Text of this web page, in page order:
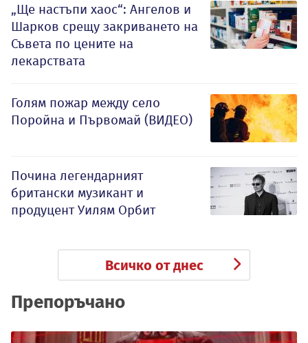
„Ще настъпи хаос“: Ангелов и
Шарков срещу закриването на
Съвета по цените на
лекарствата
Голям пожар между село
Поройна и Първомай (ВИДЕО)
Почина легендарният
британски музикант и
продуцент Уилям Орбит
Всичко от днес
Препоръчано